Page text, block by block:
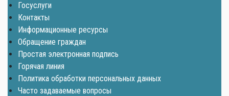
Госуслуги
Контакты
Информационные ресурсы
Обращение граждан
Простая электронная подпись
Горячая линия
Политика обработки персональных данных
Часто задаваемые вопросы